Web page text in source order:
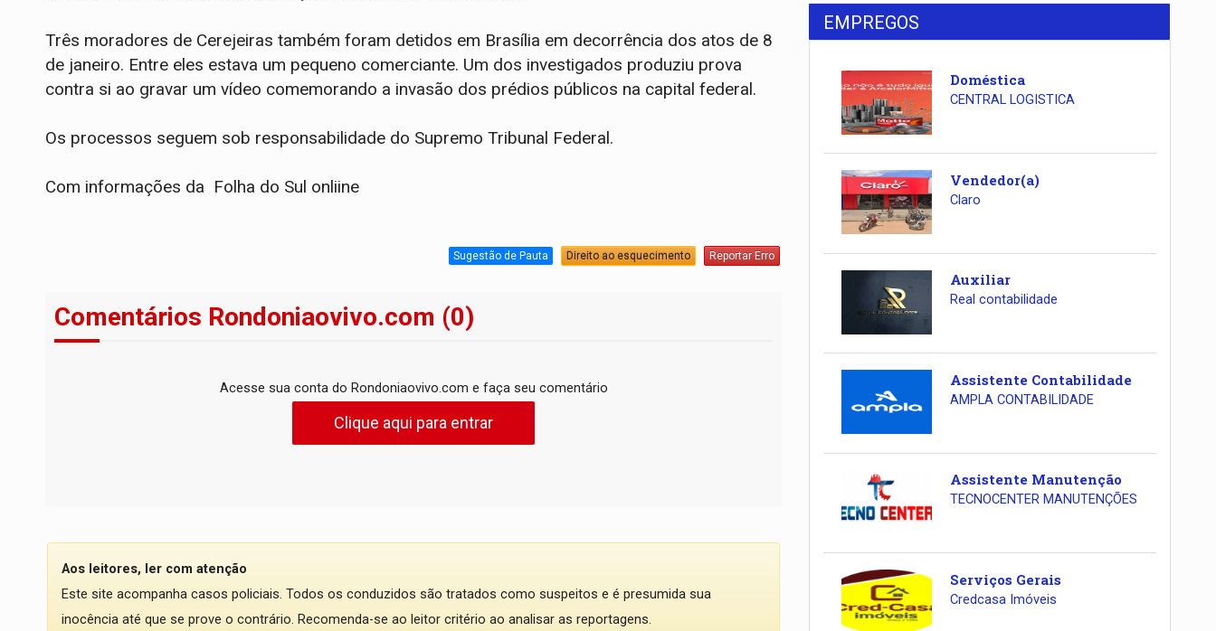
Três moradores de Cerejeiras também foram detidos em Brasília em decorrência dos atos de 8
de janeiro. Entre eles estava um pequeno comerciante. Um dos investigados produziu prova
contra si ao gravar um vídeo comemorando a invasão dos prédios públicos na capital federal.
Os processos seguem sob responsabilidade do Supremo Tribunal Federal.
Com informações da Folha do Sul onliine
Sugestão de Pauta Direito ao esquecimento Reportar Erro
Comentários Rondoniaovivo.com (0)
Acesse sua conta do Rondoniaovivo.com e faça seu comentário
Clique aqui para entrar
Aos leitores, ler com atenção
Este site acompanha casos policiais. Todos os conduzidos são tratados como suspeitos e é presumida sua
inocência até que se prove o contrário. Recomenda-se ao leitor critério ao analisar as reportagens.
EMPREGOS
Doméstica
CENTRAL LOGISTICA
Vendedor(a)
Claro
Auxiliar
Real contabilidade
Assistente Contabilidade
AMPLA CONTABILIDADE
Assistente Manutenção
TECNOCENTER MANUTENÇÕES
Serviços Gerais
Credcasa Imóveis